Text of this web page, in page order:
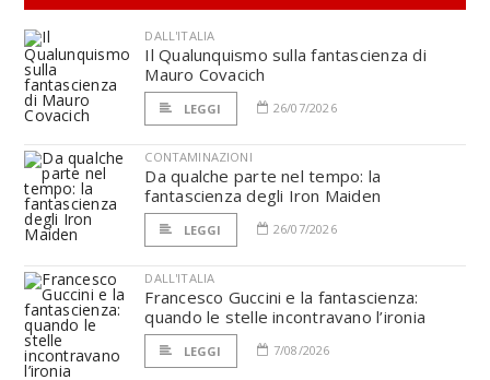
DALL'ITALIA
Il Qualunquismo sulla fantascienza di
Mauro Covacich
LEGGI 26/07/2026
CONTAMINAZIONI
Da qualche parte nel tempo: la
fantascienza degli Iron Maiden
LEGGI 26/07/2026
DALL'ITALIA
Francesco Guccini e la fantascienza:
quando le stelle incontravano l’ironia
LEGGI 7/08/2026